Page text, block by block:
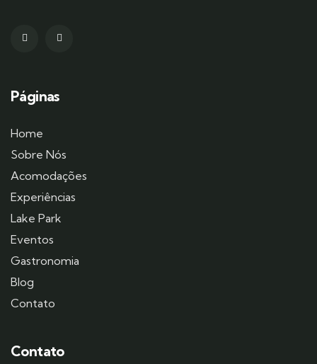
Páginas
Home
Sobre Nós
Acomodações
Experiências
Lake Park
Eventos
Gastronomia
Blog
Contato
Contato